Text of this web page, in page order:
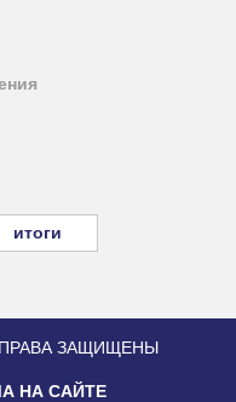
итоги
ЗАЩИЩЕНЫ
НА САЙТЕ